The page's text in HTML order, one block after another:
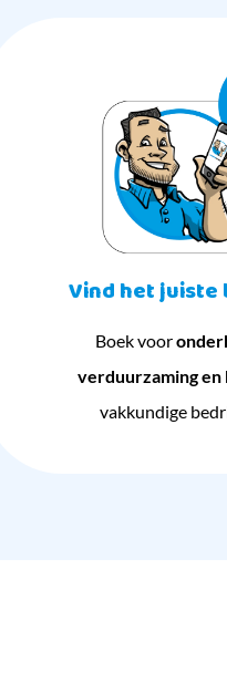
Vind het
Boek voor
verduurzaming en
vakkundige